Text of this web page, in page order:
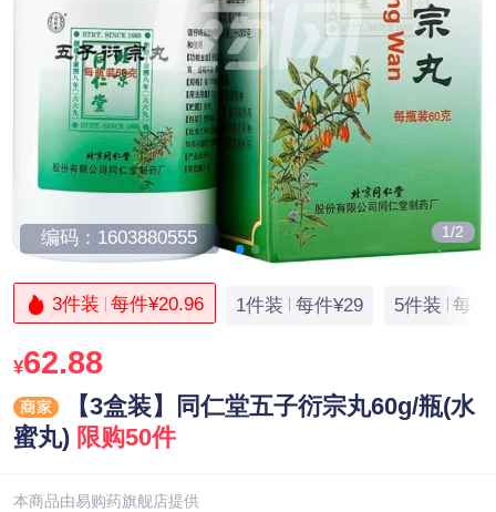
1/2
编码：1603880555
3件装 每件¥20.96 1件装 每件¥29 5件装 每件
¥62.88
【3盒装】同仁堂五子衍宗丸60g/瓶(水
蜜丸) 限购50件
本商品由易购药旗舰店提供